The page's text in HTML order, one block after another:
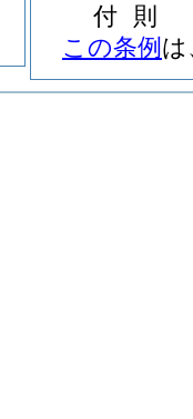
付 則
この条例 は